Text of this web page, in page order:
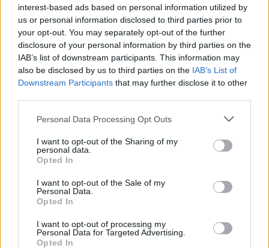
interest-based ads based on personal information utilized by
us or personal information disclosed to third parties prior to
your opt-out. You may separately opt-out of the further
disclosure of your personal information by third parties on the
IAB’s list of downstream participants. This information may
also be disclosed by us to third parties on the IAB’s List of
Downstream Participants that may further disclose it to other
Personal Data Processing Opt Outs
I want to opt-out of the Sharing of my
personal data.
Opted In
I want to opt-out of the Sale of my
Personal Data.
Opted In
I want to opt-out of processing my
Personal Data for Targeted Advertising.
Opted In